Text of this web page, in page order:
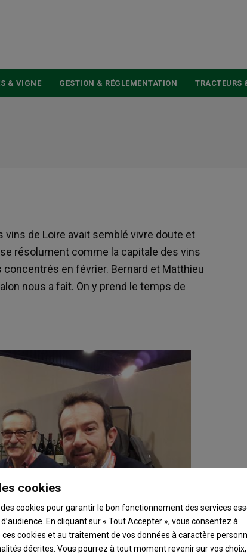
& VIGNE GESTION & RÉGLEMENTATION TRACTEURS
de Loire avait semblé vivre doute et
résolument comme la capitale des vins
en février. Bernard et Matthieu
nous a fait. On y prend le temps de
cookies
cookies pour garantir le bon fonctionnement des services
En cliquant sur « Tout Accepter », vous consentez à
ces cookies et au traitement de vos données à caractère
décrites. Vous pourrez à tout moment revenir sur vos